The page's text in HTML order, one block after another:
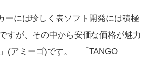
ーには珍しく表ソフト開発には積極
すが、その中から安価な価格が魅力
」(アミーゴ)です。 「TANGO